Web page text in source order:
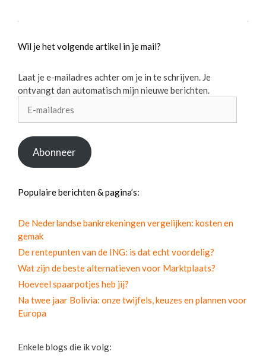
Wil je het volgende artikel in je mail?
Laat je e-mailadres achter om je in te schrijven. Je
ontvangt dan automatisch mijn nieuwe berichten.
mailadres
Abonneer
Populaire berichten & pagina’s:
De Nederlandse bankrekeningen vergelijken: kosten en
gemak
De rentepunten van de ING: is dat echt voordelig?
Wat zijn de beste alternatieven voor Marktplaats?
Hoeveel spaarpotjes heb jij?
Na twee jaar Bolivia: onze twijfels, keuzes en plannen voor
Europa
Enkele blogs die ik volg: